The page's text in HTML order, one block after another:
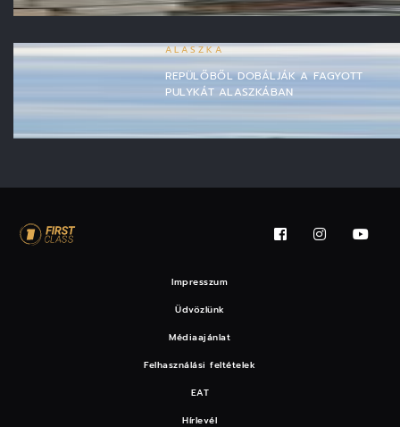
ALASZKA
REPÜLŐBŐL DOBÁLJÁK A FAGYOTT
PULYKÁT ALASZKÁBAN
Impresszum
Üdvözlünk
Médiaajánlat
Felhasználási feltételek
EAT
Hírlevél